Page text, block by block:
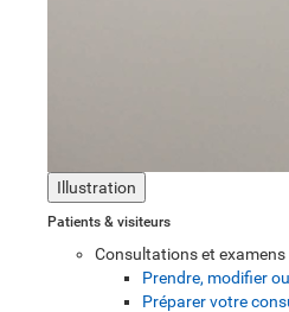
Illustration
Patients & visiteurs
Consultations et examens
Prendre, modifier
Préparer votre